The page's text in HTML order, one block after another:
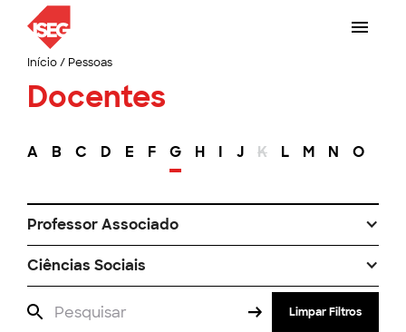
Início/ Pessoas
Docentes
A B C D E F G H I J K L M N O
Professor Associado
Ciências Sociais
Limpar Filtros